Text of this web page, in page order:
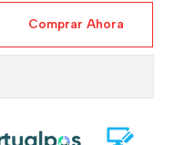
Comprar Ahora